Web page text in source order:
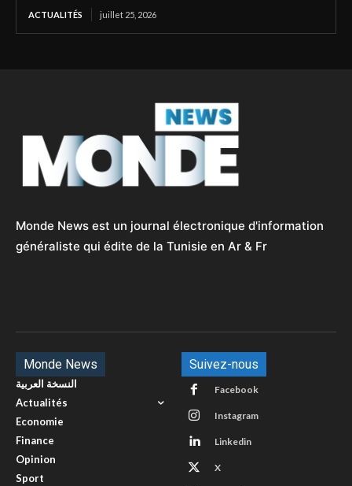
ACTUALITÉS juillet 25, 2026
Monde News est un journal électronique d'information
généraliste qui édite de la Tunisie en Ar & Fr
Monde News
النسخة العربية
Actualités
Economie
Finance
Opinion
Sport
Suivez-nous
Facebook
Instagram
Linkedin
X